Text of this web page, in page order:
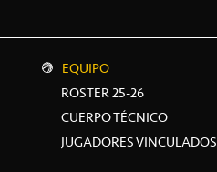
EQUIPO
ROSTER 25-26
CUERPO TÉCNICO
JUGADORES VINCULADOS